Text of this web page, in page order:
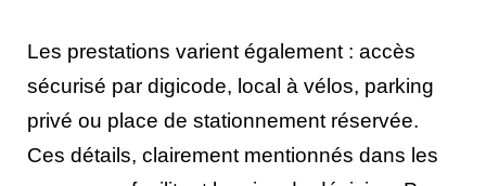
Les prestations varient également : accès
sécurisé par digicode, local à vélos, parking
privé ou place de stationnement réservée.
Ces détails, clairement mentionnés dans les